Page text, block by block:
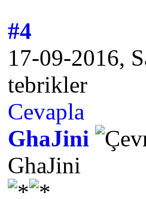
#4
17-09-2016,
tebrikler
Cevapla
GhaJini
GhaJini